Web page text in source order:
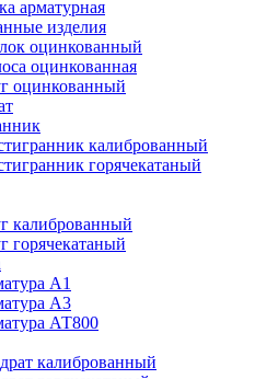
арматурная
изделия
оцинкованный
оцинкованная
оцинкованный
калиброванный
горячекатаный
калиброванный
горячекатаный
А1
А3
АТ800
калиброванный